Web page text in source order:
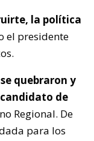
la política
el presidente
quebraron y
de
Regional. De
para los